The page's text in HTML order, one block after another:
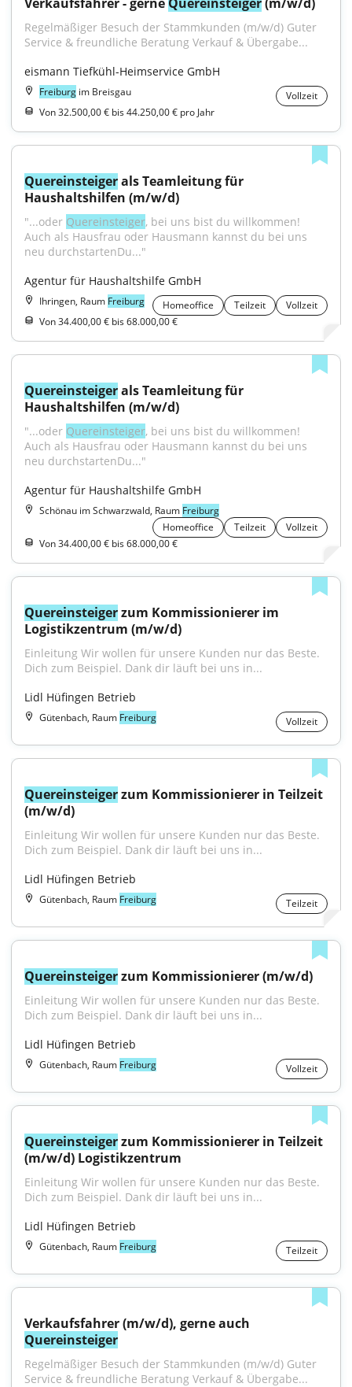
Regelmäßiger Besuch der Stammkunden (m/w/d) Guter
Service & freundliche Beratung Verkauf & Übergabe...
eismann Tiefkühl-Heimservice GmbH
Freiburg im Breisgau
Vollzeit
Von 32.500,00 € bis 44.250,00 € pro Jahr
Quereinsteiger als Teamleitung für
Haushaltshilfen (m/w/d)
"...oder Quereinsteiger, bei uns bist du willkommen!
Auch als Hausfrau oder Hausmann kannst du bei uns
neu durchstartenDu..."
Agentur für Haushaltshilfe GmbH
Ihringen, Raum Freiburg Homeoffice Teilzeit
Vollzeit
Von 34.400,00 € bis 68.000,00 €
Quereinsteiger als Teamleitung für
Haushaltshilfen (m/w/d)
"...oder Quereinsteiger, bei uns bist du willkommen!
Auch als Hausfrau oder Hausmann kannst du bei uns
neu durchstartenDu..."
Agentur für Haushaltshilfe GmbH
Schönau im Schwarzwald, Raum Freiburg
Homeoffice
Teilzeit
Vollzeit
Von 34.400,00 € bis 68.000,00 €
Quereinsteiger zum Kommissionierer im
Logistikzentrum (m/w/d)
Einleitung Wir wollen für unsere Kunden nur das Beste.
Dich zum Beispiel. Dank dir läuft bei uns in...
Lidl Hüfingen Betrieb
Gütenbach, Raum Freiburg Vollzeit
Quereinsteiger zum Kommissionierer in Teilzeit
(m/w/d)
Einleitung Wir wollen für unsere Kunden nur das Beste.
Dich zum Beispiel. Dank dir läuft bei uns in...
Lidl Hüfingen Betrieb
Gütenbach, Raum Freiburg Teilzeit
Quereinsteiger zum Kommissionierer (m/w/d)
Einleitung Wir wollen für unsere Kunden nur das Beste.
Dich zum Beispiel. Dank dir läuft bei uns in...
Lidl Hüfingen Betrieb
Gütenbach, Raum Freiburg Vollzeit
Quereinsteiger zum Kommissionierer in Teilzeit
(m/w/d) Logistikzentrum
Einleitung Wir wollen für unsere Kunden nur das Beste.
Dich zum Beispiel. Dank dir läuft bei uns in...
Lidl Hüfingen Betrieb
Gütenbach, Raum Freiburg Teilzeit
Quereinsteiger
Regelmäßiger Besuch der Stammkunden (m/w/d) Guter
Service & freundliche Beratung Verkauf & Übergabe...